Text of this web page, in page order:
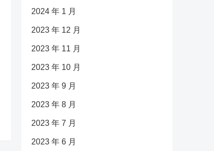
2024 年 1 月
2023 年 12 月
2023 年 11 月
2023 年 10 月
2023 年 9 月
2023 年 8 月
2023 年 7 月
2023 年 6 月